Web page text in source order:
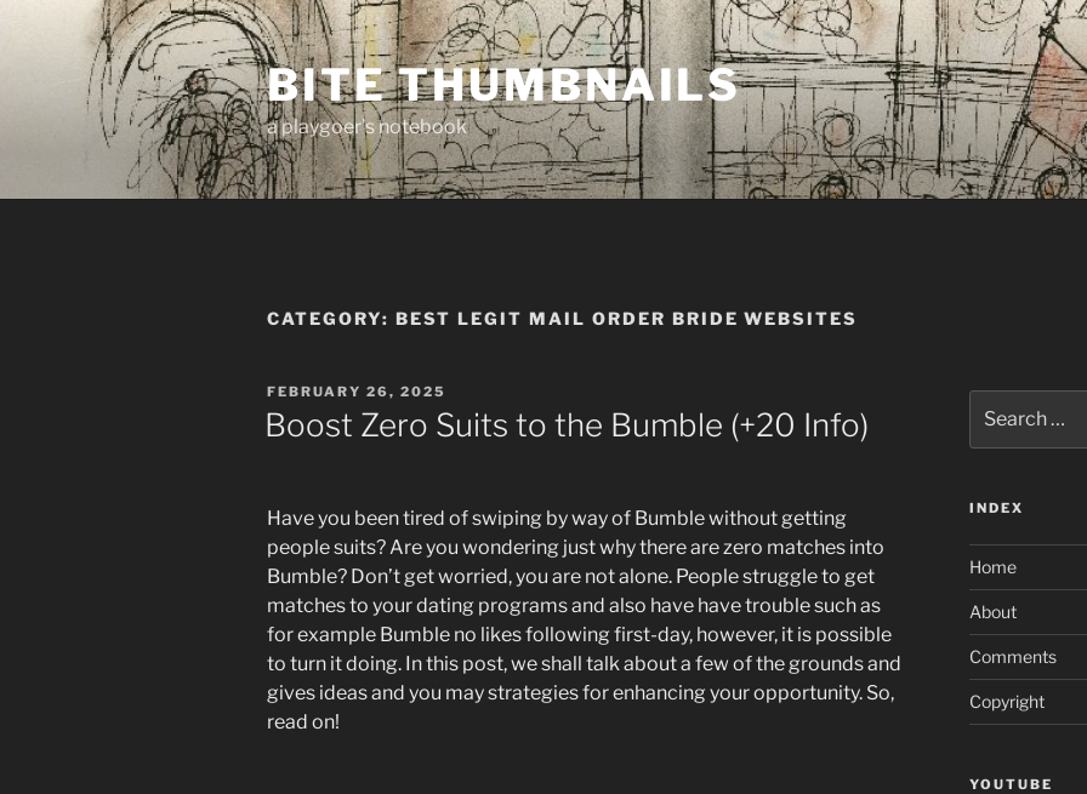
BITE THUMBNAILS
a playgoer's notebook
CATEGORY: BEST LEGIT MAIL ORDER BRIDE WEBSITES
POSTED
ON
FEBRUARY 26, 2025
Boost Zero Suits to the Bumble (+20 Info)
Have you been tired of swiping by way of Bumble without getting
people suits? Are you wondering just why there are zero matches into
Bumble? Don’t get worried, you are not alone. People struggle to get
matches to your dating programs and also have have trouble such as
for example Bumble no likes following first-day, however, it is possible
to turn it doing. In this post, we shall talk about a few of the grounds and
gives ideas and you may strategies for enhancing your opportunity. So,
read on!
for:
INDEX
Home
About
Comments
Copyright
YOUTUBE